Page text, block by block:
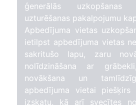
ģenerālās
uzturēšanas pakalpojumu
Apbedījuma vietas
ietilpst apbedījuma vietas
sakritušo lapu, zaru
nolīdzināšana ar
novākšana un
apbedījuma vietai piešķirs
izskatu, kā arī svecītes